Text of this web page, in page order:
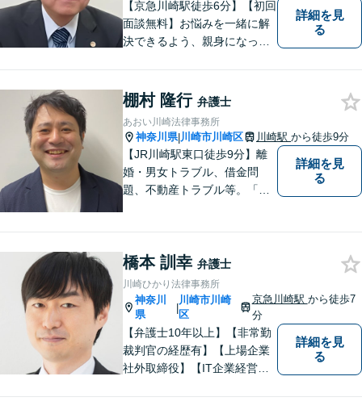
【京急川崎駅徒歩6分】【初回
面談無料】お悩みを一緒に解
決できるよう、親身になっ
事故／相続／離婚／労働／債
務整理／刑事事件／企業法務
など、幅広く対応。【当日／
夜間／休日対応可能】お気軽
にご相談下さい。
詳細を見
る
棚村 隆行 弁護士
あおい川崎法律事務所
神奈川県|川崎市川崎区 川崎駅 から徒歩9分
【JR川崎駅東口徒歩9分】離
婚・男女トラブル、借金問
題、不動産トラブル等。「弁
さい。
詳細を見
る
橋本 訓幸 弁護士
川崎ひかり法律事務所
神奈川
県
|
川崎市川崎
区
京急川崎駅 から徒歩7
分
【弁護士10年以上】【非常勤
裁判官の経歴有】【上場企業
社外取締役】【IT企業経営】
詳細を見
る